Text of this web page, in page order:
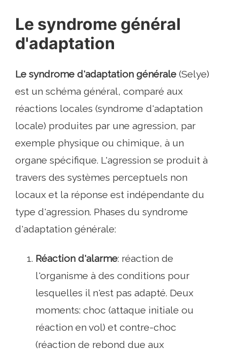
Le syndrome général
d'adaptation
Le syndrome d'adaptation générale (Selye)
est un schéma général, comparé aux
réactions locales (syndrome d'adaptation
locale) produites par une agression, par
exemple physique ou chimique, à un
organe spécifique. L'agression se produit à
travers des systèmes perceptuels non
locaux et la réponse est indépendante du
type d'agression. Phases du syndrome
d'adaptation générale:
Réaction d'alarme: réaction de
l'organisme à des conditions pour
lesquelles il n'est pas adapté. Deux
moments: choc (attaque initiale ou
réaction en vol) et contre-choc
(réaction de rebond due aux